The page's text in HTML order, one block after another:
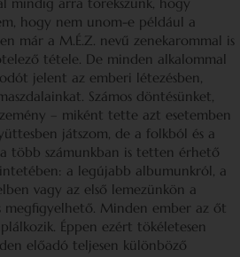
hogy nem unom-e például a
már a M.É.Z. nevű zenekarommal is
tétele. De minden alkalommal
jelent az emberi létezésben,
Számos döntésünket,
– miként tette azt esetemben
játszom, de a folkból és a
több számunkban is tetten érhető
a legújabb albumunkról, a
vagy az első lemezünkön a
megfigyelhető. Minden ember az őt
Éppen ezért tökéletesen
előadó teljesen különböző